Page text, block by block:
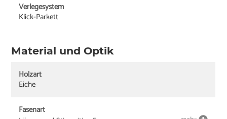
Verlegesystem
Klick-Parkett
Material und Optik
Holzart
Eiche
Fasenart